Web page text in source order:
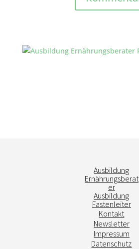
Ausbildung
Ernährungsberat
er
Ausbildung
Fastenleiter
Kontakt
Newsletter
Impressum
Datenschutz